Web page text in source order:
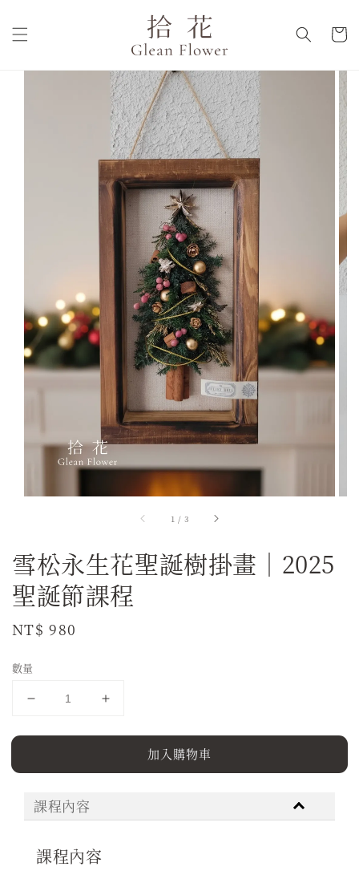
1 / 3
雪松永生花聖誕樹掛畫｜2025
聖誕節課程
Regular
NT$ 980
數量
加入購物車
課程內容
課程內容